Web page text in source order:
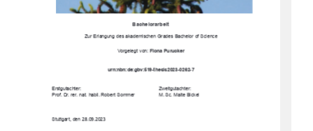
Bachelorarbeit
Zur Erlangung des akademischen Grades Bachelor of Science
Vorgelegt  von: Fiona Purucker
urn:nbn:de:gbv:519-thesis2023-0262-7
Erstgutachter:
Prof. Dr. rer. nat. habil. Robert Sommer
Zweitgutachter:
M. Sc. Malte Bickel
Stuttgart, den 28.09.2023